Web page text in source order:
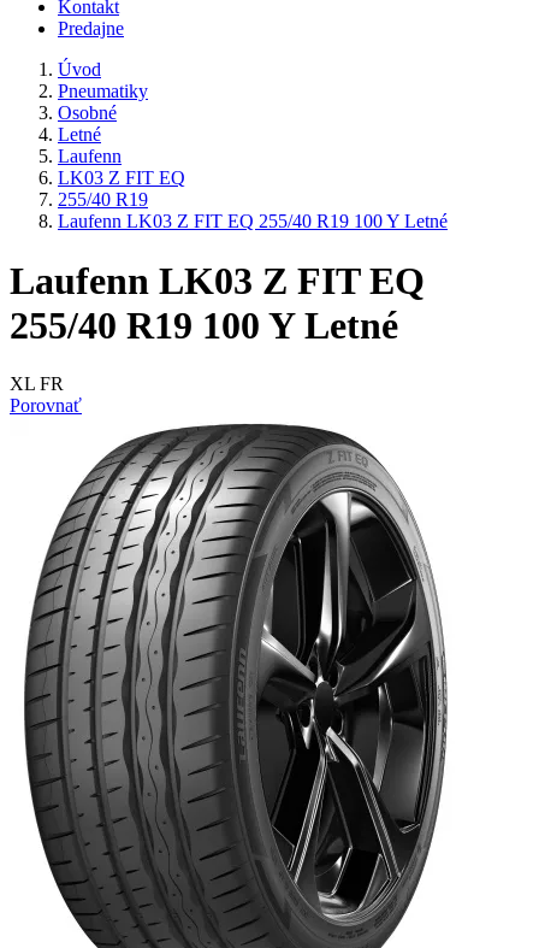
Kontakt
Predajne
Úvod
Pneumatiky
Osobné
Letné
Laufenn
LK03 Z FIT EQ
255/40 R19
Laufenn LK03 Z FIT EQ 255/40 R19 100 Y Letné
Laufenn LK03 Z FIT EQ
255/40 R19 100 Y Letné
XL FR
Porovnať